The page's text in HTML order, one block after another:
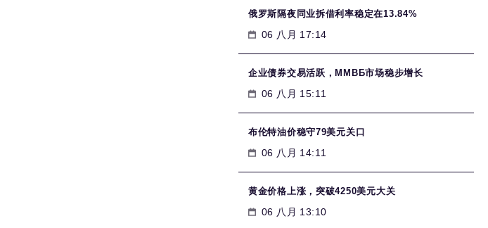
俄罗斯隔夜同业拆借利率稳定在13.84%
06 八月 17:14
企业债券交易活跃，MMВБ市场稳步增长
06 八月 15:11
布伦特油价稳守79美元关口
06 八月 14:11
黄金价格上涨，突破4250美元大关
06 八月 13:10